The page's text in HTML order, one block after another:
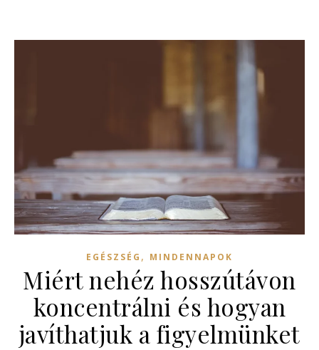
EGÉSZSÉG , MINDENNAPOK
Miért nehéz hosszútávon
koncentrálni és hogyan
javíthatjuk a figyelmünket